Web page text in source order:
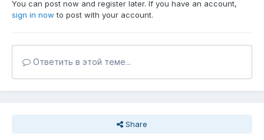
You can post now and register later. If you have an account,
sign in now to post with your account.
Ответить в этой теме...
Share